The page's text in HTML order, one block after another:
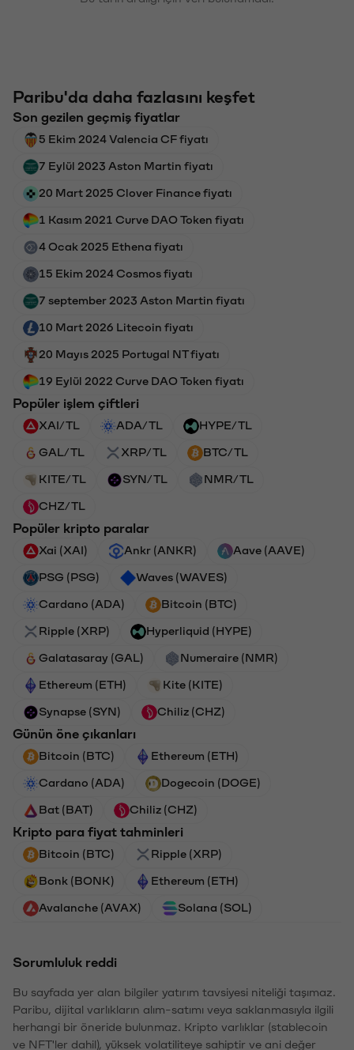
Paribu'da daha fazlasını keşfet
Son gezilen geçmiş fiyatlar
5 Ekim 2024 Valencia CF fiyatı
7 Eylül 2023 Aston Martin fiyatı
20 Mart 2025 Clover Finance fiyatı
1 Kasım 2021 Curve DAO Token fiyatı
4 Ocak 2025 Ethena fiyatı
15 Ekim 2024 Cosmos fiyatı
7 september 2023 Aston Martin fiyatı
10 Mart 2026 Litecoin fiyatı
20 Mayıs 2025 Portugal NT fiyatı
19 Eylül 2022 Curve DAO Token fiyatı
Popüler işlem çiftleri
XAI/TL ADA/TL HYPE/TL
GAL/TL XRP/TL BTC/TL
KITE/TL SYN/TL NMR/TL
CHZ/TL
Popüler kripto paralar
Xai (XAI) Ankr (ANKR) Aave (AAVE)
PSG (PSG) Waves (WAVES)
Cardano (ADA) Bitcoin (BTC)
Ripple (XRP) Hyperliquid (HYPE)
Galatasaray (GAL) Numeraire (NMR)
Ethereum (ETH) Kite (KITE)
Synapse (SYN) Chiliz (CHZ)
Günün öne çıkanları
Bitcoin (BTC) Ethereum (ETH)
Cardano (ADA) Dogecoin (DOGE)
Bat (BAT) Chiliz (CHZ)
Kripto para fiyat tahminleri
Bitcoin (BTC) Ripple (XRP)
Bonk (BONK) Ethereum (ETH)
Avalanche (AVAX) Solana (SOL)
Sorumluluk reddi
Bu sayfada yer alan bilgiler yatırım tavsiyesi niteliği taşımaz.
Paribu, dijital varlıkların alım-satımı veya saklanmasıyla ilgili
herhangi bir öneride bulunmaz. Kripto varlıklar (stablecoin
ve NFT'ler dahil), yüksek volatiliteye sahiptir ve ani değer